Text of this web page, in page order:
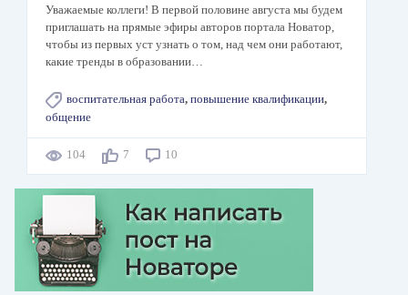
Уважаемые коллеги! В первой половине августа мы будем
приглашать на прямые эфиры авторов портала Новатор,
чтобы из первых уст узнать о том, над чем они работают,
какие тренды в образовании…
воспитательная работа, повышение квалификации,
общение
104 7 10